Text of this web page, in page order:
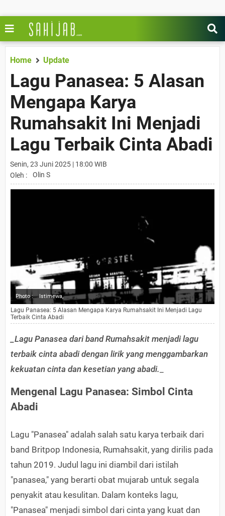
Home Update
Lagu Panasea: 5 Alasan
Mengapa Karya
Rumahsakit Ini Menjadi
Lagu Terbaik Cinta Abadi
Senin, 23 Juni 2025 | 18:00 WIB
Oleh :
Olin S
Photo : Istimewa,
Lagu Panasea: 5 Alasan Mengapa Karya Rumahsakit Ini Menjadi Lagu
Terbaik Cinta Abadi
_Lagu Panasea dari band Rumahsakit menjadi lagu
terbaik cinta abadi dengan lirik yang menggambarkan
kekuatan cinta dan kesetian yang abadi.
Mengenal Lagu Panasea: Simbol Cinta
Abadi
Lagu "Panasea" adalah salah satu karya terbaik dari
band Britpop Indonesia, Rumahsakit, yang dirilis pada
tahun 2019. Judul lagu ini diambil dari istilah
"panasea," yang berarti obat mujarab untuk segala
penyakit atau kesulitan. Dalam konteks lagu,
"Panasea" menjadi simbol dari cinta yang kuat dan